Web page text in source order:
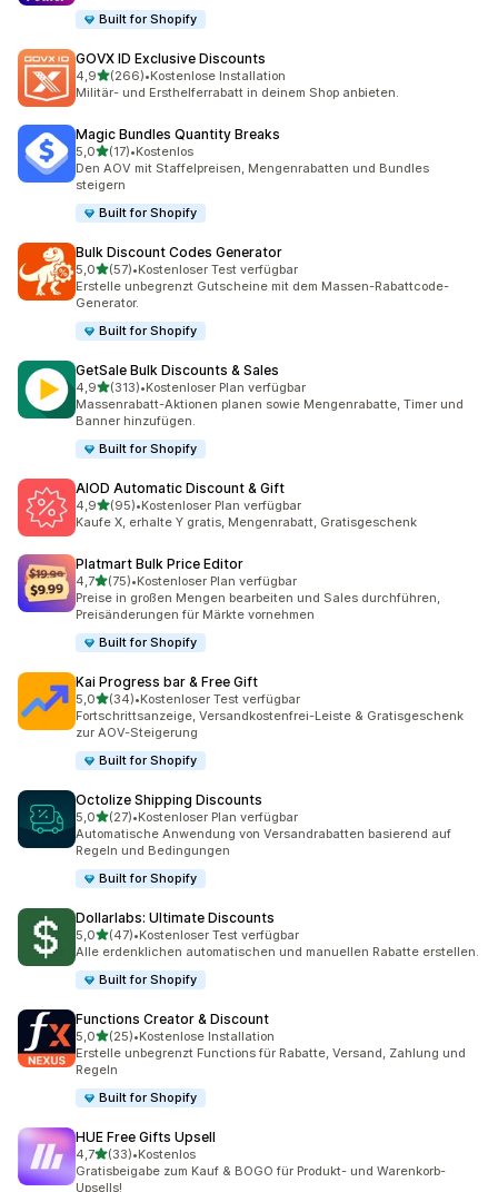
Built for Shopify
GOVX ID Exclusive Discounts
4,9von 5 Sternen
(266)
266 Rezensionen insgesamt
•Kostenlose Installation
Militär- und Ersthelferrabatt in deinem Shop anbieten.
Magic Bundles Quantity Breaks
5,0von 5 Sternen
(17)
17 Rezensionen insgesamt
•Kostenlos
Den AOV mit Staffelpreisen, Mengenrabatten und Bundles
steigern
Built for Shopify
Bulk Discount Codes Generator
5,0von 5 Sternen
(57)
57 Rezensionen insgesamt
•Kostenloser Test verfügbar
Erstelle unbegrenzt Gutscheine mit dem Massen-Rabattcode-
Generator.
Built for Shopify
GetSale Bulk Discounts & Sales
4,9von 5 Sternen
(313)
313 Rezensionen insgesamt
•Kostenloser Plan verfügbar
Massenrabatt-Aktionen planen sowie Mengenrabatte, Timer und
Banner hinzufügen.
Built for Shopify
AIOD Automatic Discount & Gift
4,9von 5 Sternen
(95)
95 Rezensionen insgesamt
•Kostenloser Plan verfügbar
Kaufe X, erhalte Y gratis, Mengenrabatt, Gratisgeschenk
Platmart Bulk Price Editor
4,7von 5 Sternen
(75)
75 Rezensionen insgesamt
•Kostenloser Plan verfügbar
Preise in großen Mengen bearbeiten und Sales durchführen,
Preisänderungen für Märkte vornehmen
Built for Shopify
Kai Progress bar & Free Gift
5,0von 5 Sternen
(34)
34 Rezensionen insgesamt
•Kostenloser Test verfügbar
Fortschrittsanzeige, Versandkostenfrei-Leiste & Gratisgeschenk
zur AOV-Steigerung
Built for Shopify
Octolize Shipping Discounts
5,0von 5 Sternen
(27)
27 Rezensionen insgesamt
•Kostenloser Plan verfügbar
Automatische Anwendung von Versandrabatten basierend auf
Regeln und Bedingungen
Built for Shopify
Dollarlabs: Ultimate Discounts
5,0von 5 Sternen
(47)
47 Rezensionen insgesamt
•Kostenloser Test verfügbar
Alle erdenklichen automatischen und manuellen Rabatte erstellen.
Built for Shopify
Functions Creator & Discount
5,0von 5 Sternen
(25)
25 Rezensionen insgesamt
•Kostenlose Installation
Erstelle unbegrenzt Functions für Rabatte, Versand, Zahlung und
Regeln
Built for Shopify
HUE Free Gifts Upsell
4,7von 5 Sternen
(33)
33 Rezensionen insgesamt
•Kostenlos
Gratisbeigabe zum Kauf & BOGO für Produkt- und Warenkorb-
Upsells!